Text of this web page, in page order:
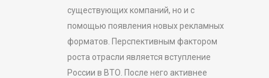
существующих компаний, но и с
помощью появления новых рекламных
форматов. Перспективным фактором
роста отрасли является вступление
России в ВТО. После него активнее